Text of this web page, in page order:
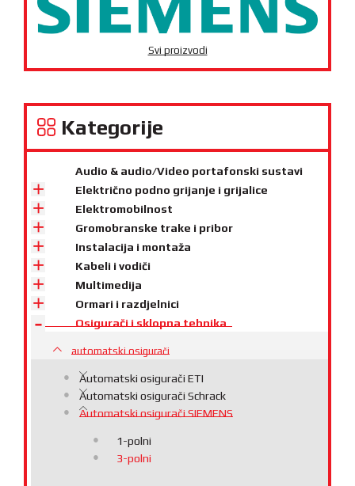
Svi proizvodi
Kategorije
Audio & audio/Video portafonski sustavi
Električno podno grijanje i grijalice
Elektromobilnost
Gromobranske trake i pribor
Instalacija i montaža
Kabeli i vodiči
Multimedija
Ormari i razdjelnici
Osigurači i sklopna tehnika
automatski osigurači
Automatski osigurači ETI
Automatski osigurači Schrack
Automatski osigurači SIEMENS
1-polni
3-polni